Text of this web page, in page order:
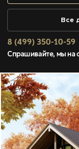
Все
8 (499) 350-10-59
Спрашивайте, мы на